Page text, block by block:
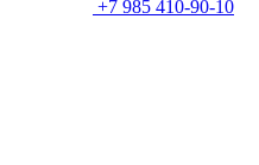
+7 985 410-90-10